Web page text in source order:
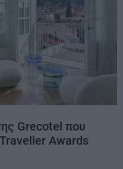
Grecotel που
Awards